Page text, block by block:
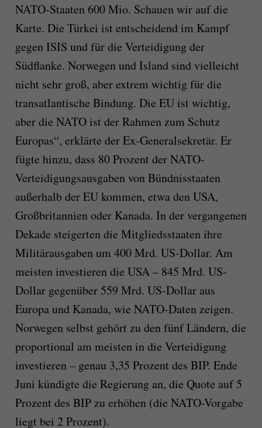
NATO-Staaten 600 Mio. Schauen wir auf die
Karte. Die Türkei ist entscheidend im Kampf
gegen ISIS und für die Verteidigung der
Südflanke. Norwegen und Island sind vielleicht
nicht sehr groß, aber extrem wichtig für die
transatlantische Bindung. Die EU ist wichtig,
aber die NATO ist der Rahmen zum Schutz
Europas“, erklärte der Ex-Generalsekretär. Er
fügte hinzu, dass 80 Prozent der NATO-
Verteidigungsausgaben von Bündnisstaaten
außerhalb der EU kommen, etwa den USA,
Großbritannien oder Kanada. In der vergangenen
Dekade steigerten die Mitgliedsstaaten ihre
Militärausgaben um 400 Mrd. US-Dollar. Am
meisten investieren die USA – 845 Mrd. US-
Dollar gegenüber 559 Mrd. US-Dollar aus
Europa und Kanada, wie NATO-Daten zeigen.
Norwegen selbst gehört zu den fünf Ländern, die
proportional am meisten in die Verteidigung
investieren – genau 3,35 Prozent des BIP. Ende
Juni kündigte die Regierung an, die Quote auf 5
Prozent des BIP zu erhöhen (die NATO-Vorgabe
liegt bei 2 Prozent).